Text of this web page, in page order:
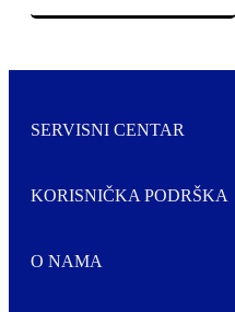
SERVISNI CENTAR
KORISNIČKA PODRŠKA
O NAMA